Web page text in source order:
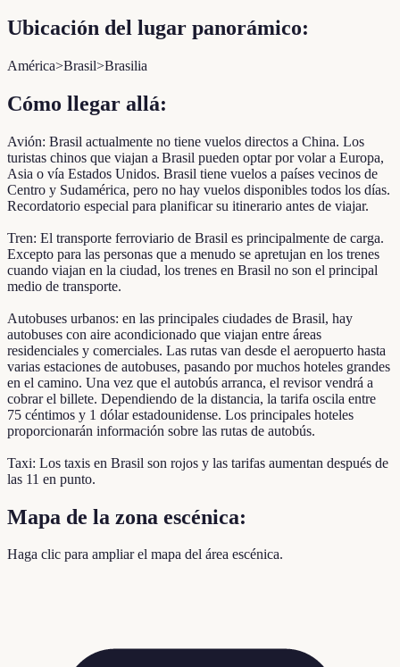
Ubicación del lugar panorámico:
América>Brasil>Brasilia
Cómo llegar allá:
Avión: Brasil actualmente no tiene vuelos directos a China. Los
turistas chinos que viajan a Brasil pueden optar por volar a Europa,
Asia o vía Estados Unidos. Brasil tiene vuelos a países vecinos de
Centro y Sudamérica, pero no hay vuelos disponibles todos los días.
Recordatorio especial para planificar su itinerario antes de viajar.
Tren: El transporte ferroviario de Brasil es principalmente de carga.
Excepto para las personas que a menudo se apretujan en los trenes
cuando viajan en la ciudad, los trenes en Brasil no son el principal
medio de transporte.
Autobuses urbanos: en las principales ciudades de Brasil, hay
autobuses con aire acondicionado que viajan entre áreas
residenciales y comerciales. Las rutas van desde el aeropuerto hasta
varias estaciones de autobuses, pasando por muchos hoteles grandes
en el camino. Una vez que el autobús arranca, el revisor vendrá a
cobrar el billete. Dependiendo de la distancia, la tarifa oscila entre
75 céntimos y 1 dólar estadounidense. Los principales hoteles
proporcionarán información sobre las rutas de autobús.
Taxi: Los taxis en Brasil son rojos y las tarifas aumentan después de
las 11 en punto.
Mapa de la zona escénica:
Haga clic para ampliar el mapa del área escénica.